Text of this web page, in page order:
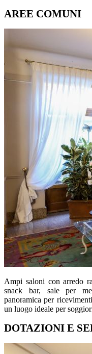
AREE COMUNI
Ampi saloni con arredo
snack bar, sale per
panoramica per
un luogo ideale per
DOTAZIONI E